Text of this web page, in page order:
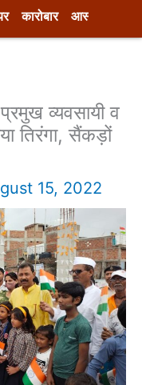
b
e
कारोबार आस्था
व्यवसायी व
तिरंगा, सैंकड़ों
15, 2022